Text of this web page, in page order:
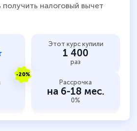
налоговый вычет
Этот курс купили
1 400
раз
-20%
Рассрочка
на 6-18 мес.
0%